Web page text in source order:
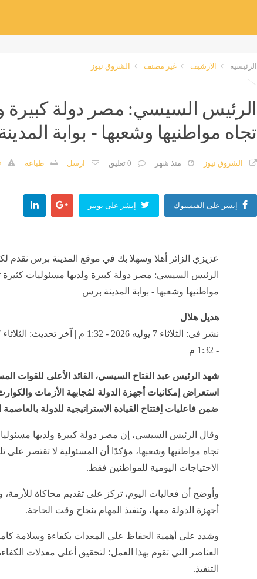
الرئيسية الارشيف غير مصنف الشروق نيوز
الرئيس السيسي: مصر دولة كبيرة
تجاه مواطنيها وشعبها - بوابة
الشروق نيوز منذ شهر 0 تعليق ارسل طباعة
إنشر على الفيسبوك إنشر على تويتر
عزيزي الزائر أهلا وسهلا بك في موقع المدينة برس نقدم
الرئيس السيسي: مصر دولة كبيرة ولديها مسئوليات كثيرة
مواطنيها وشعبها - بوابة المدينة برس
هديل هلال
- 1:32 م
شهد الرئيس عبد الفتاح السيسي، القائد الأعلى للقوات
استعراض إمكانيات أجهزة الدولة لمُجابهة الأزمات
ضمن فاعليات اِفتتاح القيادة الاستراتيجية للدولة بالعاصمة
وقال الرئيس السيسي، إن مصر دولة كبيرة ولديها
تجاه مواطنيها وشعبها، مؤكدًا أن المسئولية لا تقتصر على
الاحتياجات اليومية للمواطنين فقط.
وأوضح أن فعاليات اليوم، تركز على تقديم محاكاة للأزمة،
أجهزة الدولة معها، وتنفيذ المهام بنجاح وقت الحاجة.
وشدد على أهمية الحفاظ على المعدات بكفاءة وسلامة
العناصر التي تقوم بهذا العمل؛ لتحقيق أعلى معدلات الكفاءة
التنفيذ.